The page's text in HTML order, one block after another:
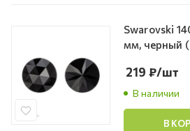
Swarovski
мм, черный
В наличии
219 ₽/шт
В